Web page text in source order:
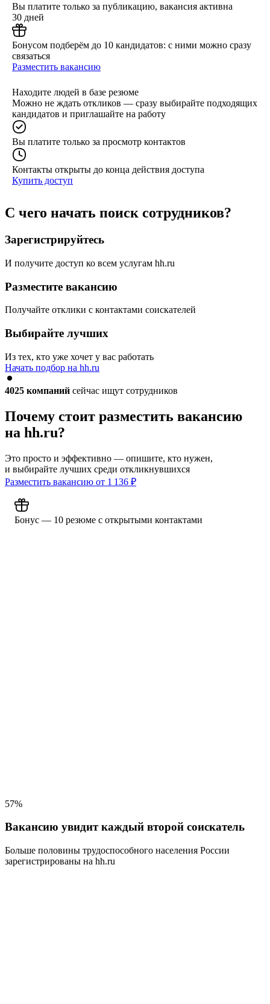
Вы платите только за публикацию, вакансия активна
30 дней
Бонусом подберём до 10 кандидатов: с ними можно сразу
связаться
Разместить вакансию
Находите людей в базе резюме
Можно не ждать откликов — сразу выбирайте подходящих
кандидатов и приглашайте на работу
Вы платите только за просмотр контактов
Контакты открыты до конца действия доступа
Купить доступ
С чего начать поиск сотрудников?
Зарегистрируйтесь
И получите доступ ко всем услугам hh.ru
Разместите вакансию
Получайте отклики с контактами соискателей
Выбирайте лучших
Из тех, кто уже хочет у вас работать
Начать подбор на hh.ru
4025 компаний сейчас ищут сотрудников
Почему стоит разместить вакансию
на hh.ru?
Это просто и эффективно — опишите, кто нужен,
и выбирайте лучших среди откликнувшихся
Разместить вакансию от 1 136 ₽
Бонус — 10 резюме с открытыми контактами
57%
Вакансию увидит каждый второй соискатель
Больше половины трудоспособного населения России
зарегистрированы на hh.ru